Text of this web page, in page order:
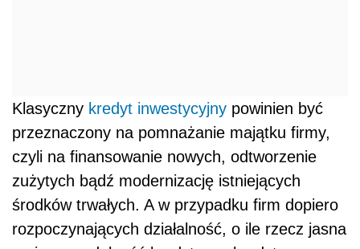
Klasyczny kredyt inwestycyjny powinien być
przeznaczony na pomnażanie majątku firmy,
czyli na finansowanie nowych, odtworzenie
zużytych bądź modernizację istniejących
środków trwałych. A w przypadku firm dopiero
rozpoczynających działalność, o ile rzecz jasna